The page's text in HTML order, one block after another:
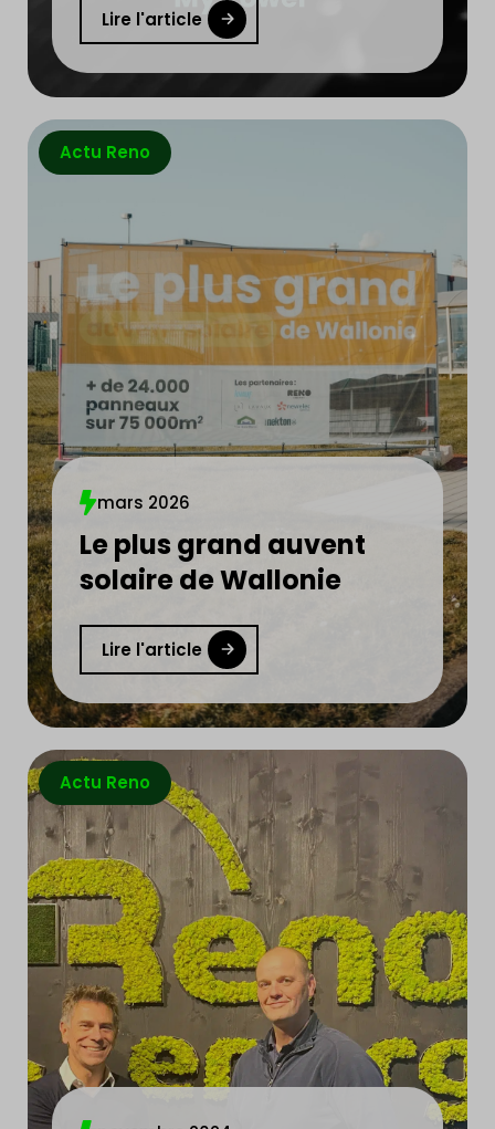
Lire l'article
Actu Reno
mars 2026
Le plus grand auvent
solaire de Wallonie
Lire l'article
Actu Reno